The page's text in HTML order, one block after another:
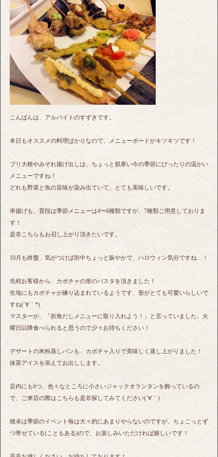
こんばんは、アルバイトのすずきです。
本日もオススメの料理ばかりなので、メニューボードがキツキツです！
ブリ大根やみぞれ揚げ出しは、ちょっと肌寒い今の季節にぴったりの温かい
メニューですね！
どれも野菜と魚の旨味が染み出ていて、とても美味しいです。
串揚げも、普段は季節メニューは4〜6種類ですが、7種類ご用意しておりま
す！
是非こちらもお召し上がり頂きたいです。
10月も終盤、気がつけば街中ちょっと賑やかで、ハロウィン気分ですね…！
先程お客様から、カボチャの形のパスタを頂きました！
生地にもカボチャが練り込まれているようです、形がとても可愛いらしいで
すね(´∀｀*)
マスターが、「折角だしメニューに取り入れよう！」と言っていました、火
曜日以降食べられると思うので少々お待ちください！
デザートの米粉蒸しパンも、カボチャ入りで美味しく蒸し上がりました！
抹茶アイスを添えてお出しします。
店内にも6つ、色々なところに小さいジャックオランタンを飾っているの
で、ご来店の際はこちらも是非探してみてください(´∀｀)
穂卓は季節のイベント毎は大々的にあまりやらないのですが、ちょこっとず
つ寄せている(こともある)ので、お楽しみいただければ嬉しいです！